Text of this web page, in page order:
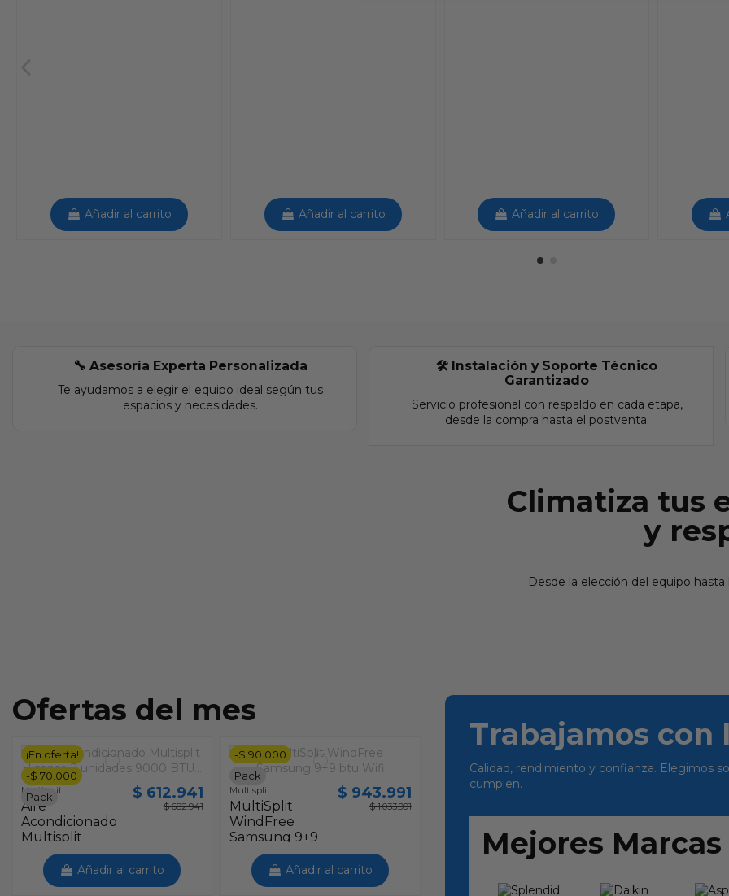
Añadir al carrito Añadir al carrito Añadir al carrito
🔧 Asesoría Experta Personalizada
Te ayudamos a elegir el equipo ideal según tus
espacios y necesidades.
🛠️ Instalación y Soporte Técnico
Garantizado
Servicio profesional con respaldo en cada etapa,
desde la compra hasta el postventa.
Climatiza tus
y
Desde la elección del equipo
Ofertas del mes
¡En oferta!
-$ 70.000
Pack
Multisplit
Aire
Acondicionado
Multisplit
Hisense 2
unidades 9000
BTU R32 CON
$ 612.941
$ 682.941
Añadir al carrito
-$ 90.000
Pack
Multisplit
MultiSplit
WindFree
Samsung 9+9
btu Wifi
$ 943.991
$ 1.033.991
Añadir al carrito
Trabajamos con
Calidad, rendimiento y confianza. Elegimos
cumplen.
Mejores Marcas